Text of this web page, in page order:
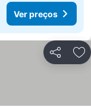
Ver preços
Partilhar